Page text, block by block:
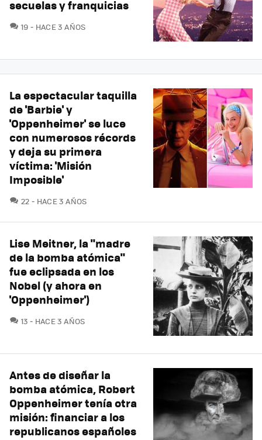
secuelas y franquicias
19 COMENTARIOS
HACE 3 AÑOS
La espectacular taquilla
de 'Barbie' y
'Oppenheimer' se luce
con numerosos récords
y deja su primera
víctima: 'Misión
Imposible'
22 COMENTARIOS
HACE 3 AÑOS
Lise Meitner, la "madre
de la bomba atómica"
fue eclipsada en los
Nobel (y ahora en
'Oppenheimer')
13 COMENTARIOS
HACE 3 AÑOS
Antes de diseñar la
bomba atómica, Robert
Oppenheimer tenía otra
misión: financiar a los
republicanos españoles